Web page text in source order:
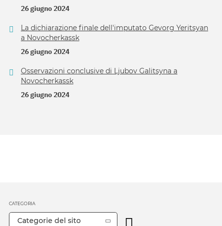
26 giugno 2024
La dichiarazione finale dell'imputato Gevorg Yeritsyan
a Novocherkassk
26 giugno 2024
Osservazioni conclusive di Ljubov Galitsyna a
Novocherkassk
26 giugno 2024
CATEGORIA
Categorie del sito